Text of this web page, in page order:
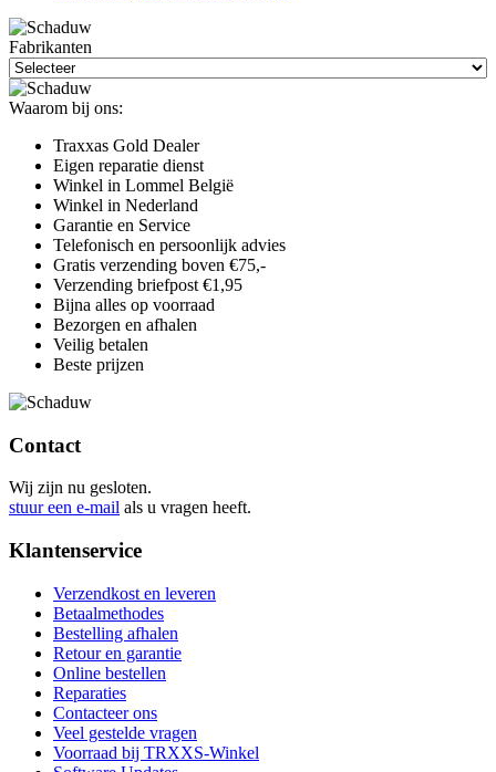
Fabrikanten
Waarom bij ons:
Traxxas Gold Dealer
Eigen reparatie dienst
Winkel in Lommel België
Winkel in Nederland
Garantie en Service
Telefonisch en persoonlijk advies
Gratis verzending boven €75,-
Verzending briefpost €1,95
Bijna alles op voorraad
Bezorgen en afhalen
Veilig betalen
Beste prijzen
Contact
Wij zijn nu gesloten.
stuur een e-mail als u vragen heeft.
Klantenservice
Verzendkost en leveren
Betaalmethodes
Bestelling afhalen
Retour en garantie
Online bestellen
Reparaties
Contacteer ons
Veel gestelde vragen
Voorraad bij TRXXS-Winkel